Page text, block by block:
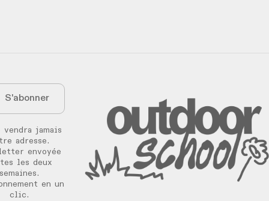
vendra jamais
adresse.
envoyée
les deux
en un
clic.